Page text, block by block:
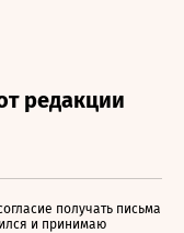
получать письма
и принимаю